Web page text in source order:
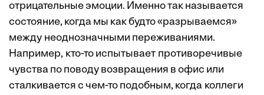
отрицательные эмоции. Именно так называется
состояние, когда мы как будто «разрываемся»
между неоднозначными переживаниями.
Например, кто-то испытывает противоречивые
чувства по поводу возвращения в офис или
сталкивается с чем-то подобным, когда коллеги